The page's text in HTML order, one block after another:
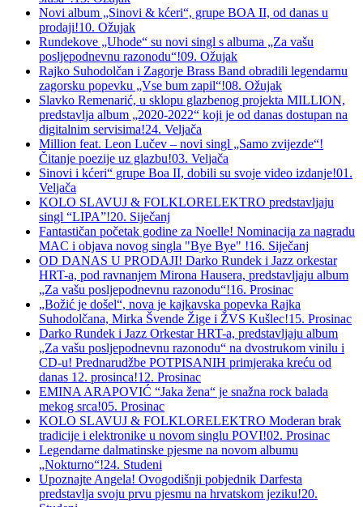
Novi album „Sinovi & kćeri“, grupe BOA II, od danas u
prodaji!10. Ožujak
Rundekove „Uhode“ su novi singl s albuma „Za vašu
posljepodnevnu razonodu“!09. Ožujak
Rajko Suhodolčan i Zagorje Brass Band obradili legendarnu
zagorsku popevku „Vse bum zapil“!08. Ožujak
Slavko Remenarić, u sklopu glazbenog projekta MILLION,
predstavlja album „2020-2022“ koji je od danas dostupan na
digitalnim servisima!24. Veljača
Million feat. Leon Lučev – novi singl „Samo zvijezde“!
Čitanje poezije uz glazbu!03. Veljača
Sinovi i kćeri“ grupe Boa II, dobili su svoje video izdanje!01.
Veljača
KOLO SLAVUJ & FOLKLORELEKTRO predstavljaju
singl “LIPA”!20. Siječanj
Fantastičan početak godine za Noelle! Nominacija za nagradu
MAC i objava novog singla "Bye Bye" !16. Siječanj
OD DANAS U PRODAJI! Darko Rundek i Jazz orkestar
HRT-a, pod ravnanjem Mirona Hausera, predstavljaju album
„Za vašu posljepodnevnu razonodu“!16. Prosinac
„Božić je došel“, nova je kajkavska popevka Rajka
Suhodolčana, Mirka Švende Žige i ŽVS Kušlec!15. Prosinac
Darko Rundek i Jazz Orkestar HRT-a, predstavljaju album
„Za vašu posljepodnevnu razonodu“ na dvostrukom vinilu i
CD-u! Prednarudžbe POTPISANIH primjeraka kreću od
danas 12. prosinca!12. Prosinac
EMINA ARAPOVIĆ “Jaka žena“ je snažna rock balada
mekog srca!05. Prosinac
KOLO SLAVUJ & FOLKLORELEKTRO Moderan brak
tradicije i elektronike u novom singlu POVI!02. Prosinac
Legendarne dalmatinske pjesme na novom albumu
„Nokturno“!24. Studeni
Upoznajte Angela! Ovogodišnji pobjednik Darfesta
predstavlja svoju prvu pjesmu na hrvatskom jeziku!20.